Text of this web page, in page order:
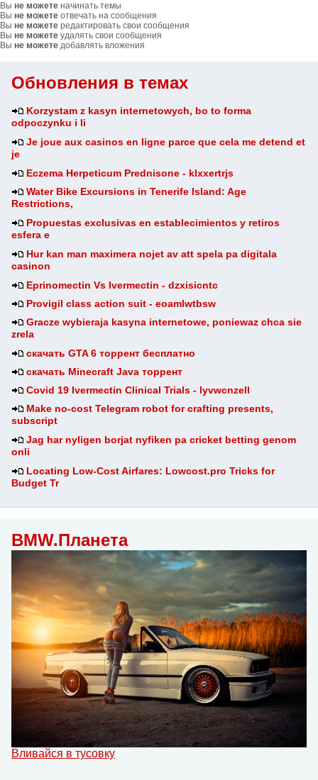
Обновления в темах
Korzystam z kasyn internetowych, bo to forma
odpoczynku i li
Je joue aux casinos en ligne parce que cela me detend et
je
Eczema Herpeticum Prednisone - klxxertrjs
Water Bike Excursions in Tenerife Island: Age
Restrictions,
Propuestas exclusivas en establecimientos y retiros
esfera e
Hur kan man maximera nojet av att spela pa digitala
casinon
Eprinomectin Vs Ivermectin - dzxisicntc
Provigil class action suit - eoamlwtbsw
Gracze wybieraja kasyna internetowe, poniewaz chca sie
zrela
скачать GTA 6 торрент бесплатно
скачать Minecraft Java торрент
Covid 19 Ivermectin Clinical Trials - lyvwcnzell
Make no-cost Telegram robot for crafting presents,
subscript
Jag har nyligen borjat nyfiken pa cricket betting genom
onli
Locating Low-Cost Airfares: Lowcost.pro Tricks for
Budget Tr
BMW.Планета
Вливайся в тусовку
Вы не можете начинать темы
Вы не можете отвечать на сообщения
Вы не можете редактировать свои сообщения
Вы не можете удалять свои сообщения
Вы не можете добавлять вложения